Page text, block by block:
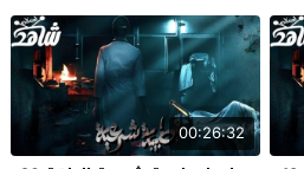
00:26:32